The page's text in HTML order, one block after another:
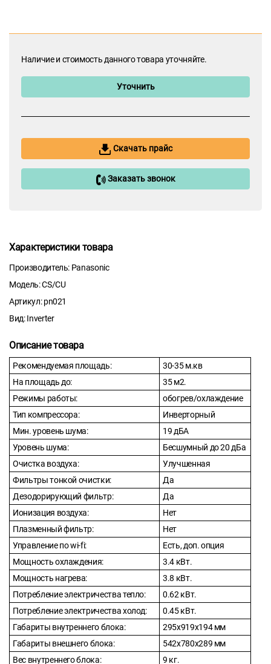
Наличие и стоимость данного товара уточняйте.
Уточнить
Скачать прайс
Заказать звонок
Характеристики товара
Производитель: Panasonic
Модель: CS/CU
Артикул: pn021
Вид: Inverter
Описание товара
Рекомендуемая площадь:
30-35 м.кв
На площадь до:
35 м2.
Режимы работы:
обогрев/охлаждение
Тип компрессора:
Инверторный
Мин. уровень шума:
19 дБА
Уровень шума:
Бесшумный до 20 дБа
Очистка воздуха:
Улучшенная
Фильтры тонкой очистки:
Да
Дезодорирующий фильтр:
Да
Ионизация воздуха:
Нет
Плазменный фильтр:
Нет
Управление по wi-fi:
Есть, доп. опция
Мощность охлаждения:
3.4 кВт.
Мощность нагрева:
3.8 кВт.
Потребление электричества тепло:
0.62 кВт.
Потребление электричества холод:
0.45 кВт.
Габариты внутреннего блока:
295x919x194 мм
Габариты внешнего блока:
542x780x289 мм
Вес внутреннего блока:
9 кг.